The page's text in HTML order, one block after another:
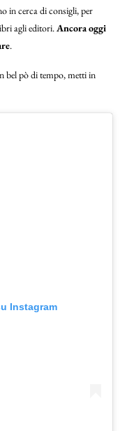
in cerca di consigli, per
agli editori.Ancora oggi
.
bel pò di tempo, metti in
Instagram